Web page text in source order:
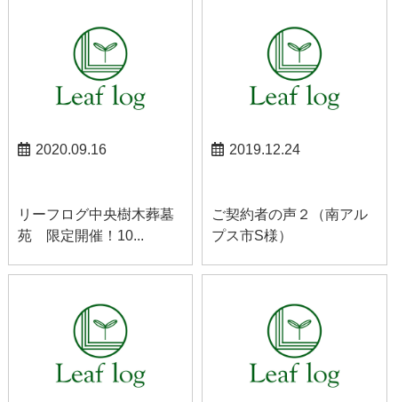
2020.09.16
リーフログ中央樹木葬墓
苑 限定開催！10...
2019.12.24
ご契約者の声２（南アル
プス市S様）